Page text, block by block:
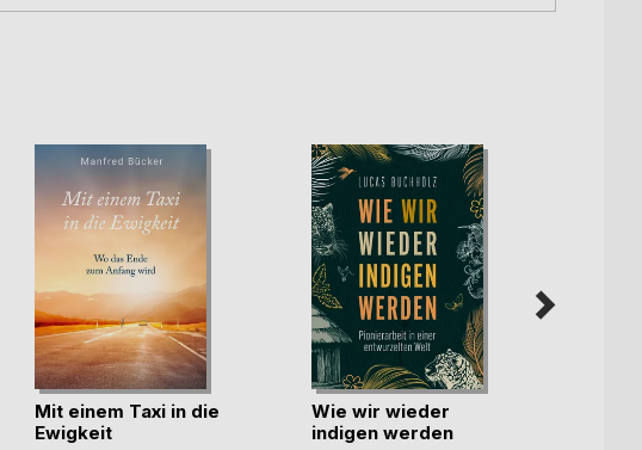
Mit einem Taxi in die
Ewigkeit
Wie wir wieder
indigen werden